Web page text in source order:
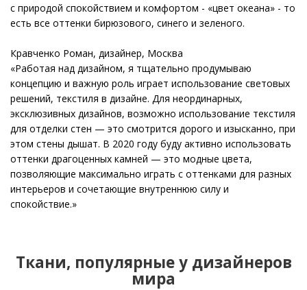
с природой спокойствием и комфортом - «цвет океана» - то
есть все оттенки бирюзового, синего и зеленого.
Кравченко Роман, дизайнер, Москва
«Работая над дизайном, я тщательно продумываю
концепцию и важную роль играет использование световых
решений, текстиля в дизайне. Для неординарных,
эксклюзивных дизайнов, возможно использование текстиля
для отделки стен — это смотрится дорого и изысканно, при
этом стены дышат. В 2020 году буду активно использовать
оттенки драгоценных камней — это модные цвета,
позволяющие максимально играть с оттенками для разных
интерьеров и сочетающие внутреннюю силу и
спокойствие.»
Ткани, популярные у дизайнеров
мира